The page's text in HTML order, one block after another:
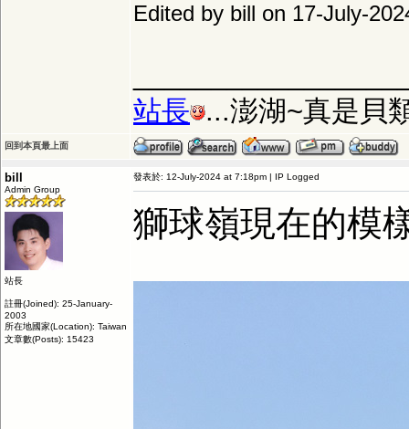
Edited by bill on 17-July-
站長 ...澎湖~真是貝
回到本頁最上面
bill
Admin Group
站長
註冊(Joined): 25-January-
2003
所在地國家(Location): Taiwan
文章數(Posts): 15423
發表於: 12-July-2024 at 7:18pm | IP Logged
獅球嶺現在的模